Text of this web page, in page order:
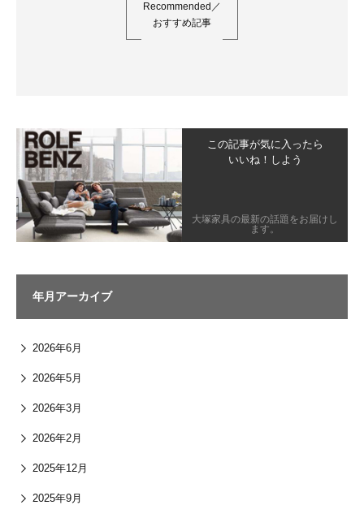
Recommended／
おすすめ記事
この記事が気に入ったら
いいね！しよう
大塚家具の最新の話題をお届けし
ます。
年月アーカイブ
2026年6月
2026年5月
2026年3月
2026年2月
2025年12月
2025年9月